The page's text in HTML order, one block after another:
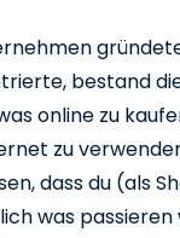
bestand
online zu
zu
dass du (als
was passieren